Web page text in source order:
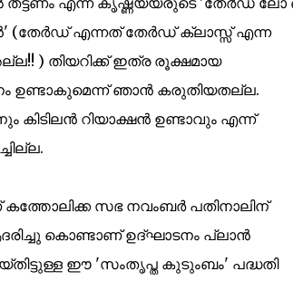
എന്നത് തേര്‍ഡ് ക്ലാസ്സ്‌ എന്ന
) തിയറിക്ക് ഇത്ര രൂക്ഷമായ
ഉണ്ടാകുമെന്ന് ഞാന്‍ കരുതിയതല്ല.
റിയാക്ഷന്‍ ഉണ്ടാവും എന്ന്
സഭ നവംബര്‍ പതിനാലിന്
കൊണ്ടാണ് ഉദ്ഘാടനം പ്ലാന്‍
ഈ 'സംതൃപ്ത കുടുംബം' പദ്ധതി